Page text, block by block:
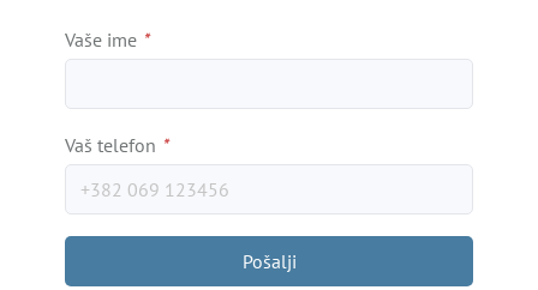
Vaše ime *
Vaš telefon *
Pošalji